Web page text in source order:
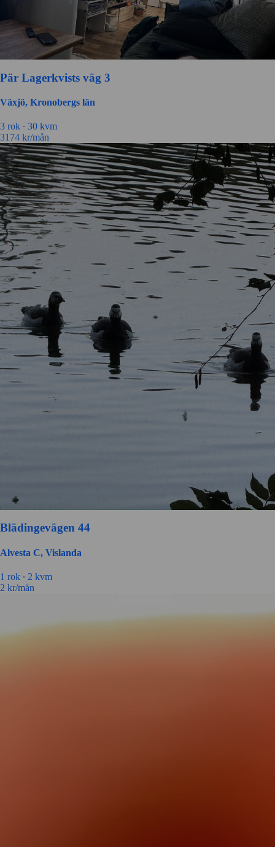
Pär Lagerkvists väg 3
Växjö, Kronobergs län
3 rok ∙ 30 kvm
3174 kr/mån
Blädingevägen 44
Alvesta C, Vislanda
1 rok ∙ 2 kvm
2 kr/mån